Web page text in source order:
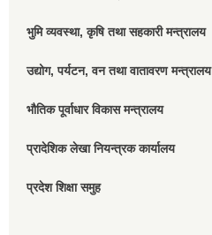
भुमि व्यवस्था, कृषि तथा सहकारी मन्त्रालय
उद्योग, पर्यटन, वन तथा वातावरण मन्त्रालय
भौतिक पूर्वाधार विकास मन्त्रालय
प्रादेशिक लेखा नियन्त्रक कार्यालय
प्रदेश शिक्षा समुह